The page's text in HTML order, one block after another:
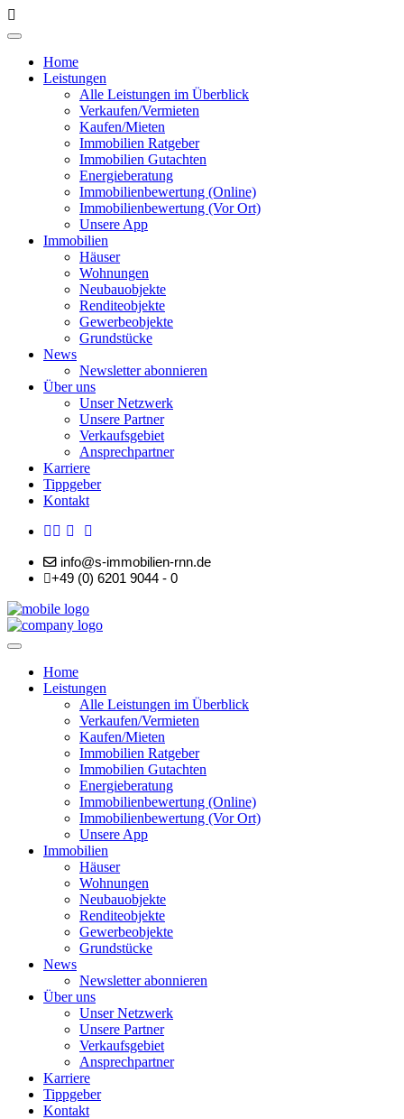
Home
Leistungen
Alle Leistungen im Überblick
Verkaufen/Vermieten
Kaufen/Mieten
Immobilien Ratgeber
Immobilien Gutachten
Energieberatung
Immobilienbewertung (Online)
Immobilienbewertung (Vor Ort)
Unsere App
Immobilien
Häuser
Wohnungen
Neubauobjekte
Renditeobjekte
Gewerbeobjekte
Grundstücke
News
Newsletter abonnieren
Über uns
Unser Netzwerk
Unsere Partner
Verkaufsgebiet
Ansprechpartner
Karriere
Tippgeber
Kontakt
info@s-immobilien-rnn.de
+49 (0) 6201 9044 - 0
Home
Leistungen
Alle Leistungen im Überblick
Verkaufen/Vermieten
Kaufen/Mieten
Immobilien Ratgeber
Immobilien Gutachten
Energieberatung
Immobilienbewertung (Online)
Immobilienbewertung (Vor Ort)
Unsere App
Immobilien
Häuser
Wohnungen
Neubauobjekte
Renditeobjekte
Gewerbeobjekte
Grundstücke
News
Newsletter abonnieren
Über uns
Unser Netzwerk
Unsere Partner
Verkaufsgebiet
Ansprechpartner
Karriere
Tippgeber
Kontakt